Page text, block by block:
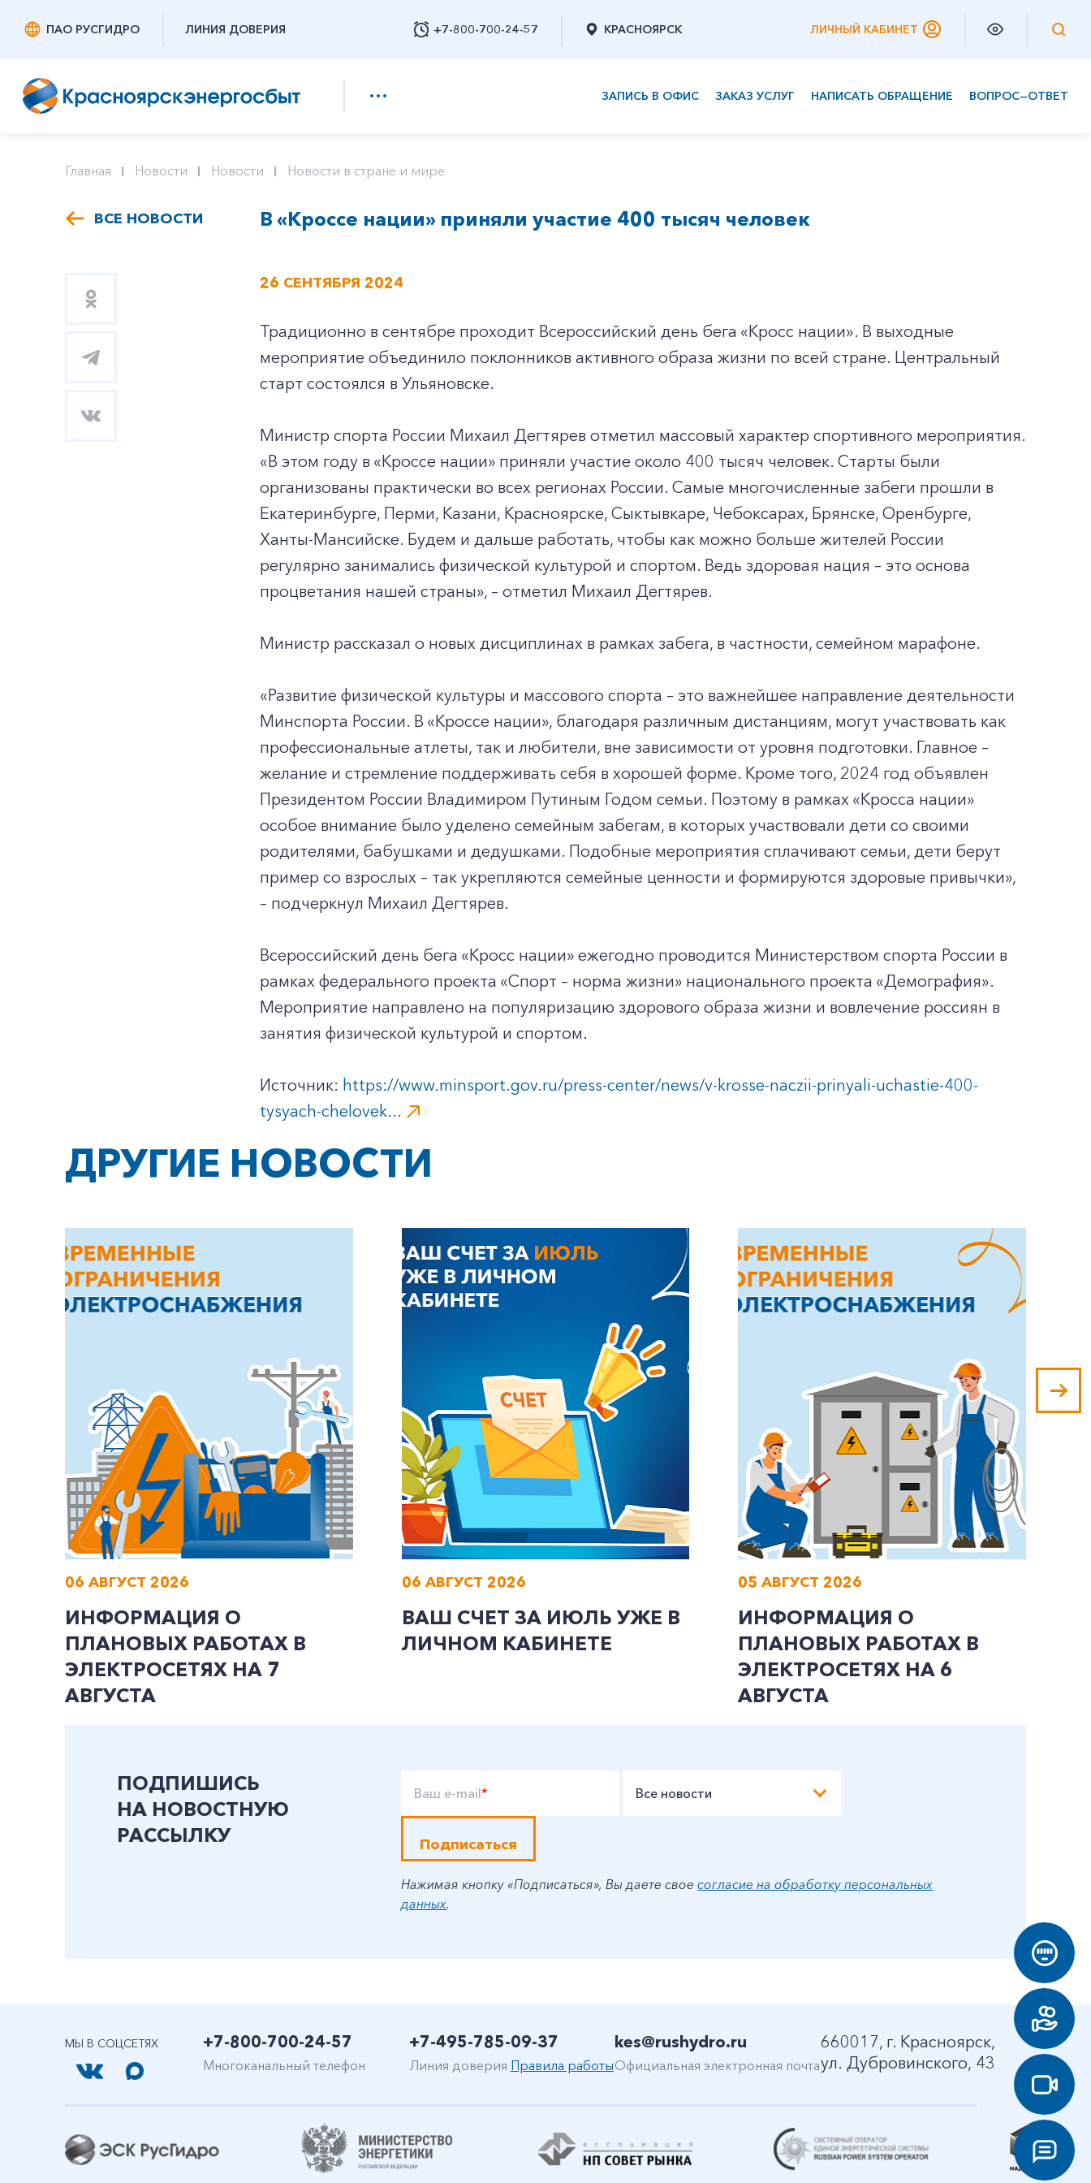
ПАО РУСГИДРО ЛИНИЯ ДОВЕРИЯ +7-800-700-24-57
Заказать обратный звонок
КРАСНОЯРСК ЛИЧНЫЙ КАБИНЕТ
ЗАПИСЬ В ОФИС ЗАКАЗ УСЛУГ НАПИСАТЬ ОБРАЩЕНИЕ ВОПРОС—ОТВЕТ
+7-800-700-24-57
Заказать обратный звонок
Частным клиентам
Главная Новости Новости Новости в стране и мире
ВСЕ НОВОСТИ В «Кроссе нации» приняли участие 400 тысяч человек
26 СЕНТЯБРЯ 2024
Традиционно в сентябре проходит Всероссийский день бега «Кросс нации». В выходные
мероприятие объединило поклонников активного образа жизни по всей стране. Центральный
старт состоялся в Ульяновске.
Министр спорта России Михаил Дегтярев отметил массовый характер спортивного мероприятия.
«В этом году в «Кроссе нации» приняли участие около 400 тысяч человек. Старты были
организованы практически во всех регионах России. Самые многочисленные забеги прошли в
Екатеринбурге, Перми, Казани, Красноярске, Сыктывкаре, Чебоксарах, Брянске, Оренбурге,
Ханты-Мансийске. Будем и дальше работать, чтобы как можно больше жителей России
регулярно занимались физической культурой и спортом. Ведь здоровая нация – это основа
процветания нашей страны», – отметил Михаил Дегтярев.
Министр рассказал о новых дисциплинах в рамках забега, в частности, семейном марафоне.
«Развитие физической культуры и массового спорта – это важнейшее направление деятельности
Минспорта России. В «Кроссе нации», благодаря различным дистанциям, могут участвовать как
профессиональные атлеты, так и любители, вне зависимости от уровня подготовки. Главное –
желание и стремление поддерживать себя в хорошей форме. Кроме того, 2024 год объявлен
Президентом России Владимиром Путиным Годом семьи. Поэтому в рамках «Кросса нации»
особое внимание было уделено семейным забегам, в которых участвовали дети со своими
родителями, бабушками и дедушками. Подобные мероприятия сплачивают семьи, дети берут
пример со взрослых – так укрепляются семейные ценности и формируются здоровые привычки»,
– подчеркнул Михаил Дегтярев.
Всероссийский день бега «Кросс нации» ежегодно проводится Министерством спорта России в
рамках федерального проекта «Спорт – норма жизни» национального проекта «Демография».
Мероприятие направлено на популяризацию здорового образа жизни и вовлечение россиян в
занятия физической культурой и спортом.
Источник: https://www.minsport.gov.ru/press-center/news/v-krosse-naczii-prinyali-uchastie-400-
tysyach-chelovek...
ДРУГИЕ НОВОСТИ
06 АВГУСТ 2026
ИНФОРМАЦИЯ О
ПЛАНОВЫХ РАБОТАХ В
ЭЛЕКТРОСЕТЯХ НА 7
АВГУСТА
06 АВГУСТ 2026
ВАШ СЧЕТ ЗА ИЮЛЬ УЖЕ В
ЛИЧНОМ КАБИНЕТЕ
05 АВГУСТ 2026
ИНФОРМАЦИЯ О
ПЛАНОВЫХ РАБОТАХ В
ЭЛЕКТРОСЕТЯХ НА 6
АВГУСТА
ПОДПИШИСЬ
НА НОВОСТНУЮ
РАССЫЛКУ
Ваш e-mail* Все новости
Подписаться
Нажимая кнопку «Подписаться», Вы даете своесогласие на обработку персональных
данных.
МЫ В СОЦСЕТЯХ +7-800-700-24-57
Многоканальный телефон
+7-495-785-09-37
Линия доверия Правила работы
kes@rushydro.ru
Официальная электронная почта
660017, г. Красноярск,
ул. Дубровинского, 43